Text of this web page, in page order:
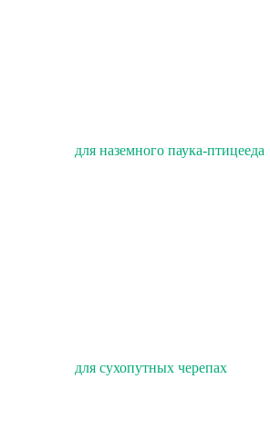
для наземного паука-птицееда
для сухопутных черепах